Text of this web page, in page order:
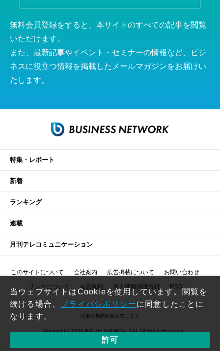
無料会員登録をすると、本サイトのすべての記事を閲覧
いただけます。
また、最新記事やイベント・セミナーの情報など、ビジ
ネスに役立つ情報を掲載したメールマガジンをお届けい
たします。
特集・レポート
新着
ランキング
連載
月刊テレコミュニケーション
このサイトについて 会社案内 広告掲載について お問い合わせ
リンクについて 会員規約 個人情報保護方針 RSS
記事の無断転載を禁じます
Copyright © 2026 RIC TELECOM Co.,Ltd. All Rights Reserved.
当ウェブサイトはCookieを使用しています。閲覧を
続ける場合、 プライバシポリシーに同意したことに
なります。
許可